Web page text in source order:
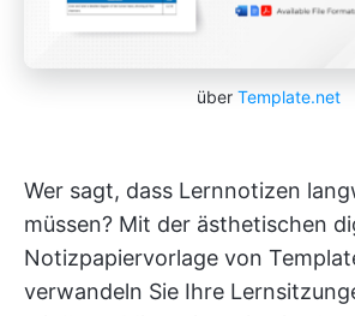
über Template.net
Wer sagt, dass Lernnotizen
müssen? Mit der ästhetischen
Notizpapiervorlage von
verwandeln Sie Ihre